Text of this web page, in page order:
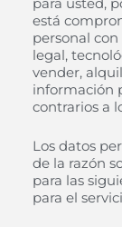
para usted,
está
personal
legal,
vender,
información
contrarios a
Los datos
de la razón
para las
para el